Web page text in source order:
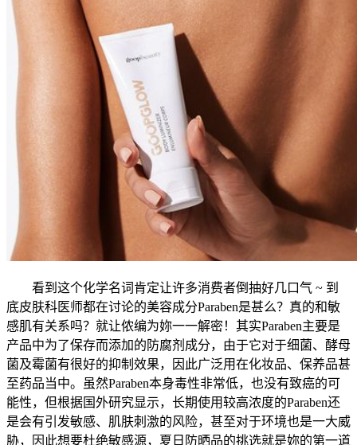
看到这个化学名词肯定让许多消费者倒抽好几口气 ~ 到
底皮肤科医师都在讨论的美容成分Paraben是甚么？真的和敏
感肌有关系吗？就让侬编为妳一一解密！其实Paraben主要是
产品中为了保存而添加的防腐剂成分，由于它对于细菌、酵母
菌及霉菌有很好的抑制效果，因此广泛用在化妆品、保养品甚
至药品当中。虽然Paraben本身毒性非常低，也没有致癌的可
能性，但根据国外研究显示，长期使用较高浓度的Paraben还
是会有引发敏感、肌肤刺激的风险，甚至对于环境也是一大威
胁，因此想要杜绝敏感源，夏日防晒品的挑选就是妳的第一道